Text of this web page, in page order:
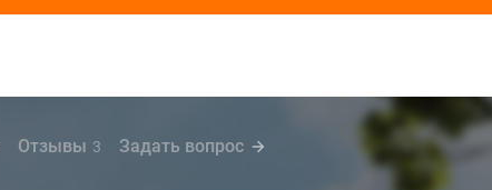
Отзывы 3 Задать вопрос